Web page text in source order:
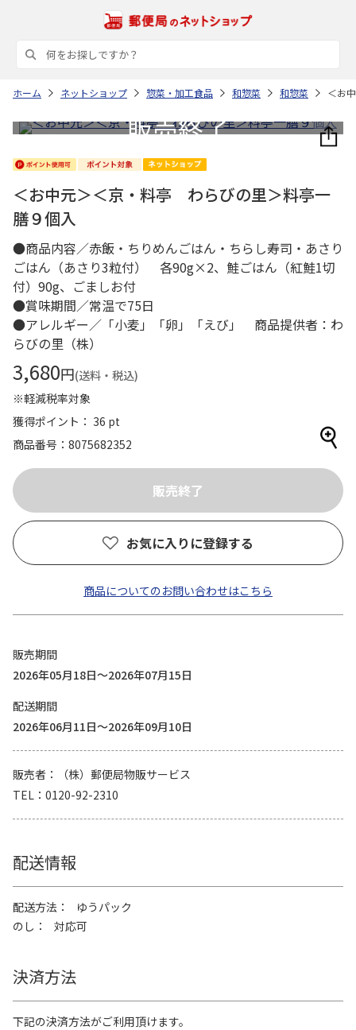
ホーム ネットショップ 惣菜・加工食品 和惣菜 和惣菜 ＜お
＜お中元＞＜京・料亭 わらびの里＞料亭一
膳９個入
●商品内容／赤飯・ちりめんごはん・ちらし寿司・あさり
ごはん（あさり3粒付） 各90g×2、鮭ごはん（紅鮭1切
付）90g、ごましお付
●賞味期間／常温で75日
●アレルギー／「小麦」「卵」「えび」 商品提供者：わ
らびの里（株）
3,680円(送料・税込)
※軽減税率対象
獲得ポイント： 36 pt
商品番号
8075682352
お気に入りに登録する
商品についてのお問い合わせはこちら
販売期間
2026年05月18日～2026年07月15日
配送期間
2026年06月11日～2026年09月10日
販売者
（株）郵便局物販サービス
TEL
0120-92-2310
配送情報
配送方法
ゆうパック
のし
対応可
決済方法
下記の決済方法がご利用頂けます。